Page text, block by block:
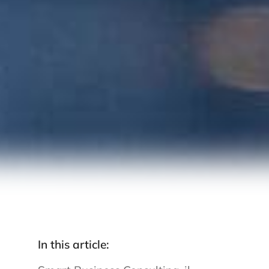
In this article: